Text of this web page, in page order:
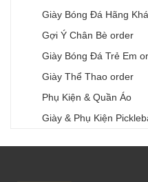
Giày Bóng Đá Hãng
Gợi Ý Chân Bè order
Giày Bóng Đá Trẻ Em
Giày Thể Thao order
Phụ Kiện & Quần Áo
Giày & Phụ Kiện